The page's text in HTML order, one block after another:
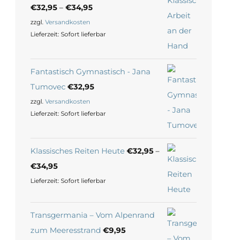
€32,95 – €34,95
zzgl. Versandkosten
Lieferzeit: Sofort lieferbar
Fantastisch Gymnastisch - Jana
Tumovec €32,95
zzgl. Versandkosten
Lieferzeit: Sofort lieferbar
Klassisches Reiten Heute €32,95 –
€34,95
Lieferzeit: Sofort lieferbar
Transgermania – Vom Alpenrand
zum Meeresstrand €9,95